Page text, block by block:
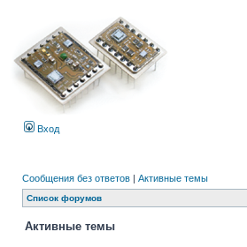
Вход
Сообщения без ответов | Активные темы
Список форумов
Активные темы